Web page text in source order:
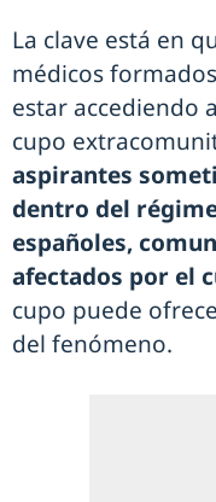
La clave está en
médicos
estar accediendo
cupo
aspirantes
dentro del
españoles,
afectados por el
cupo puede
del fenómeno.